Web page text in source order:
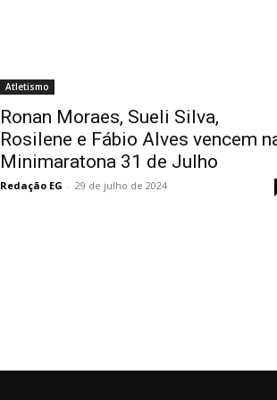
Atletismo
Ronan Moraes, Sueli Silva,
Rosilene e Fábio Alves vencem
Minimaratona 31 de Julho
Redação EG - 29 de julho de 2024